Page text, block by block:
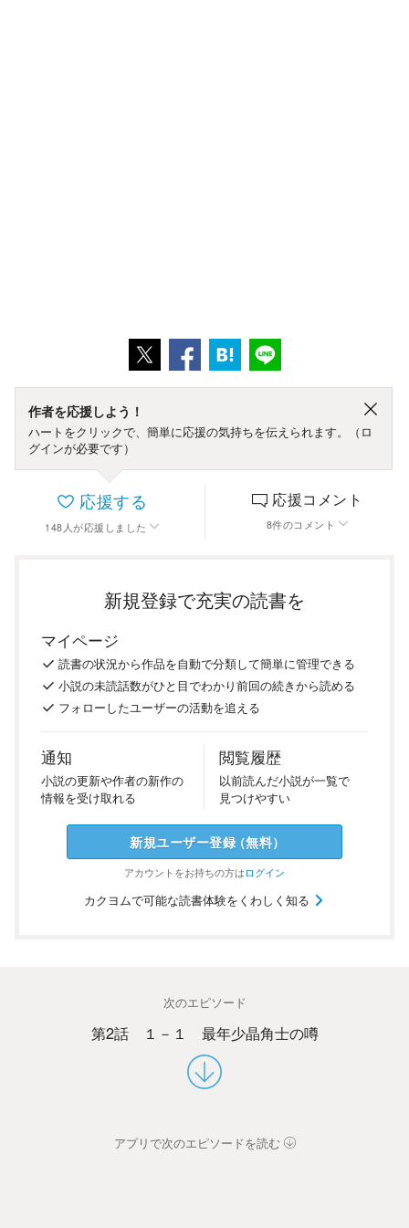
作者を応援しよう！
ハートをクリックで、簡単に応援の気持ちを伝えられます。（ロ
グインが必要です）
応援する
148 人が応援しました
応援コメント
8件のコメント
新規登録で充実の読書を
マイページ
読書の状況から作品を自動で分類して簡単に管理できる
小説の未読話数がひと目でわかり前回の続きから読める
フォローしたユーザーの活動を追える
通知
小説の更新や作者の新作の
情報を受け取れる
閲覧履歴
以前読んだ小説が一覧で
見つけやすい
新規ユーザー登録（無料）
アカウントをお持ちの方はログイン
カクヨムで可能な読書体験をくわしく知る
次のエピソード
第2話 １－１ 最年少晶角士の噂
アプリで次のエピソードを読む